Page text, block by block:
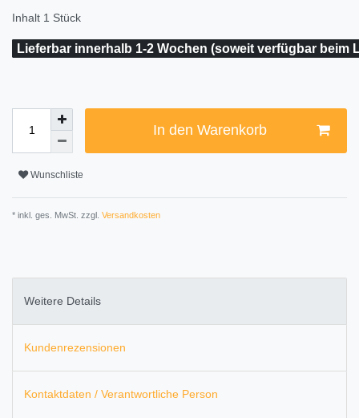
Inhalt 1 Stück
Lieferbar innerhalb 1-2 Wochen (soweit verfügbar beim
In den Warenkorb
Wunschliste
* inkl. ges. MwSt. zzgl. Versandkosten
Weitere Details
Kundenrezensionen
Kontaktdaten / Verantwortliche Person